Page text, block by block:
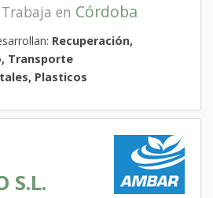
en Córdoba
Recuperación,
Transporte
Plasticos
S.L.